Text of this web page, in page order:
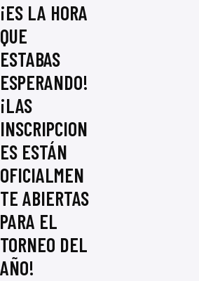
¡ES LA HORA
QUE
ESTABAS
ESPERANDO!
¡LAS
INSCRIPCION
ES ESTÁN
OFICIALMEN
TE ABIERTAS
PARA EL
TORNEO DEL
AÑO!